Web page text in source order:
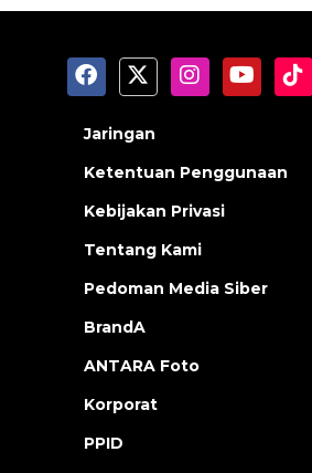
Jaringan
Ketentuan Penggunaan
Kebijakan Privasi
Tentang Kami
Pedoman Media Siber
BrandA
ANTARA Foto
Korporat
PPID